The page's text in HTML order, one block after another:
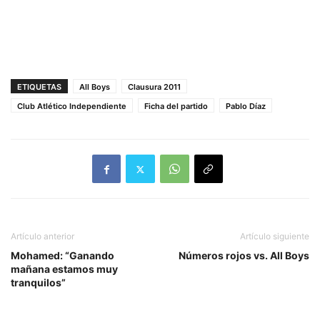
ETIQUETAS All Boys
Clausura 2011
Club Atlético Independiente
Ficha del partido Pablo Díaz
Artículo anterior
Mohamed: “Ganando
mañana estamos muy
tranquilos”
Artículo siguiente
Números rojos vs. All Boys